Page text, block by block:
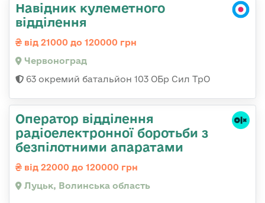
Навідник кулеметного
відділення
від 21000 до 120000 грн
Червоноград
63 окремий батальйон 103 ОБр Сил ТрО
Оператор відділення
радіоелектронної боротьби з
безпілотними апаратами
від 22000 до 120000 грн
Луцьк, Волинська область